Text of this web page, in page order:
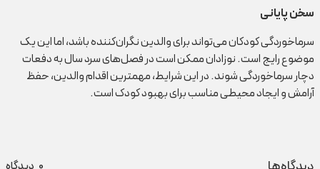
سخن پایانی
سرماخوردگی کودکان می‌تواند برای والدین نگران‌کننده باشد، اما این یک
موضوع رایج است. نوزادان ممکن است در فصل‌های سرد سال به دفعات
دچار سرماخوردگی شوند. در این شرایط، مهمترین اقدام والدین، حفظ
آرامش و ایجاد محیطی مناسب برای بهبود کودک است.